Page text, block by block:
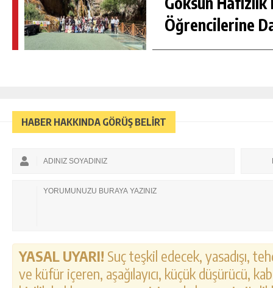
Öğrencilerine
HABER HAKKINDA GÖRÜŞ BELİRT
YASAL UYARI! Suç teşkil edecek, yasadışı,
ve küfür içeren, aşağılayıcı, küçük düşürücü,